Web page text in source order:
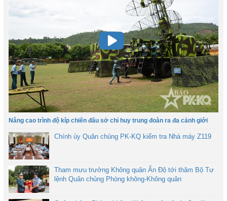
Nâng cao trình độ kíp chiến đấu sở chỉ huy trung đoàn ra đa cảnh giới
Chính ủy Quân chủng PK-KQ kiểm tra Nhà máy Z119
Tham mưu trưởng Không quân Ấn Độ tới thăm Bộ Tư
lệnh Quân chủng Phòng không-Không quân